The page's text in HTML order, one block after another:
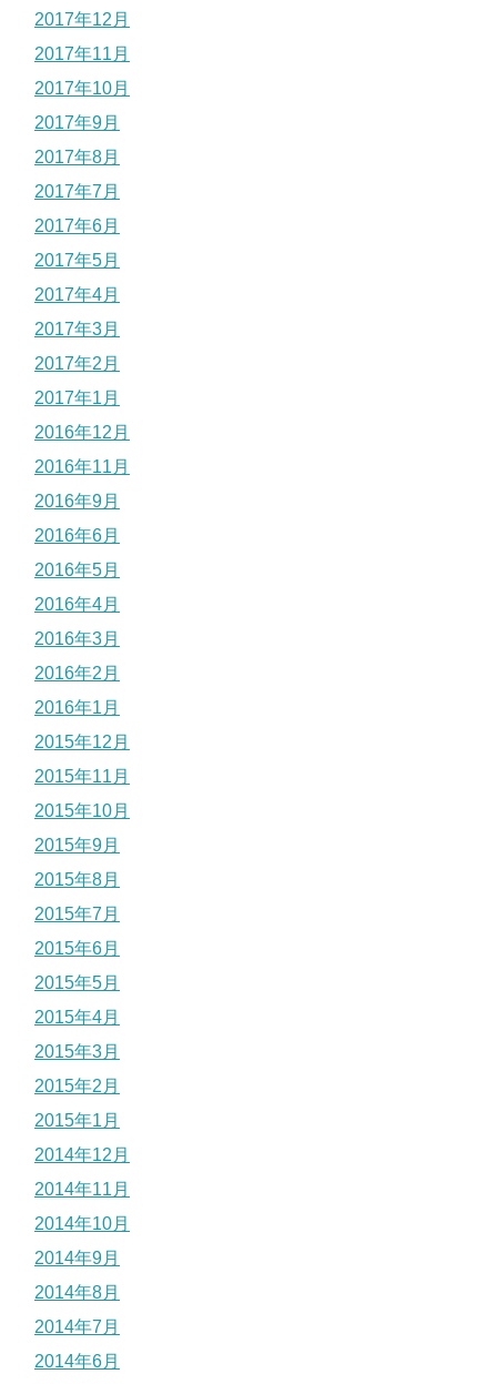
2017年12月
2017年11月
2017年10月
2017年9月
2017年8月
2017年7月
2017年6月
2017年5月
2017年4月
2017年3月
2017年2月
2017年1月
2016年12月
2016年11月
2016年9月
2016年6月
2016年5月
2016年4月
2016年3月
2016年2月
2016年1月
2015年12月
2015年11月
2015年10月
2015年9月
2015年8月
2015年7月
2015年6月
2015年5月
2015年4月
2015年3月
2015年2月
2015年1月
2014年12月
2014年11月
2014年10月
2014年9月
2014年8月
2014年7月
2014年6月